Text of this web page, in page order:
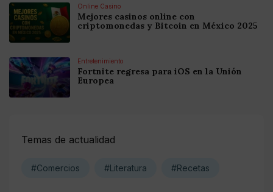
Online Casino
Mejores casinos online con
criptomonedas y Bitcoin en México 2025
Entretenimiento
Fortnite regresa para iOS en la Unión
Europea
Temas de actualidad
#Comercios #Literatura #Recetas